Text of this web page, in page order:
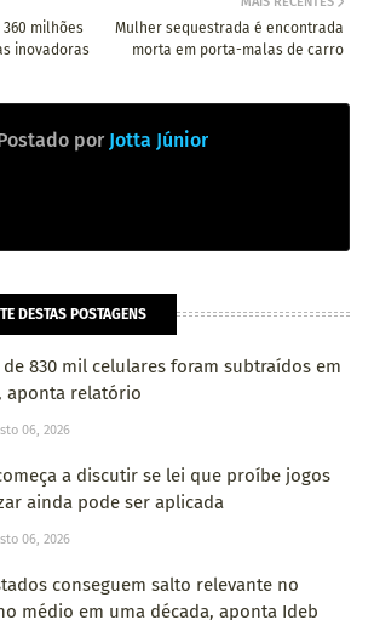
Mulher sequestrada é encontrada
morta em porta-malas de carro
360 milhões
inovadoras
por Jotta Júnior
DESTAS POSTAGENS
de 830 mil celulares foram subtraídos em
aponta relatório
06, 2026
a discutir se lei que proíbe jogos
ainda pode ser aplicada
06, 2026
conseguem salto relevante no
médio em uma década, aponta Ideb